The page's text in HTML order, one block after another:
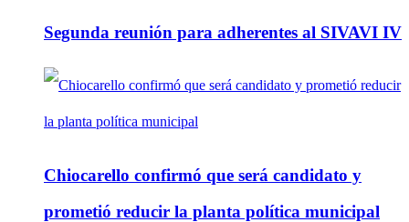
Segunda reunión para adherentes al SIVAVI IV
Chiocarello confirmó que será candidato y
prometió reducir la planta política municipal